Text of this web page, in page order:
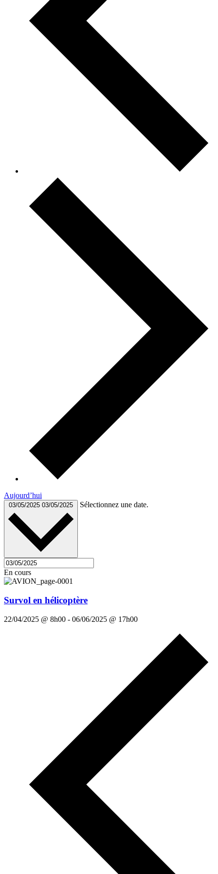
Aujourd’hui
03/05/2025 03/05/2025 Sélectionnez une date.
En cours
Survol en hélicoptère
22/04/2025 @ 8h00 - 06/06/2025 @ 17h00